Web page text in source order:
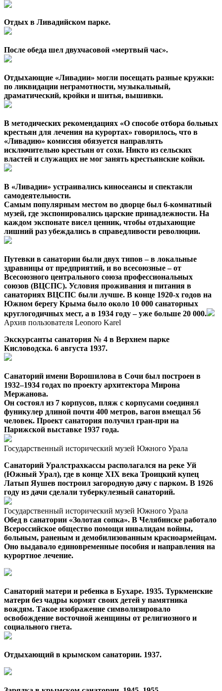
Отдых в Ливадийском парке.
После обеда шел двухчасовой «мертвый час».
Отдыхающие «Ливадии» могли посещать разные кружки:
по ликвидации неграмотности, музыкальный,
драматический, кройки и шитья, вышивки.
В методических рекомендациях «О способе отбора больных
крестьян для лечения на курортах» говорилось, что в
«Ливадию» комиссия обязуется направлять
исключительно крестьян от сохи. Никто из сельских
властей и служащих не мог занять крестьянские койки.
В «Ливадии» устраивались киносеансы и спектакли
самодеятельности.
Самым популярным местом во дворце был 6-комнатный
музей, где экспонировались царские принадлежности. На
каждом экспонате висел ценник, чтобы отдыхающие
лишний раз убеждались в справедливости революции.
Путевки в санатории были двух типов – в локальные
здравницы от предприятий, и во всесоюзные – от
Всесоюзного центрального союза профессиональных
союзов (ВЦСПС). Условия проживания и питания в
санаториях ВЦСПС были лучше. В конце 1920-х годов на
Южном берегу Крыма было около 10 000 санаторных
круглогодичных мест, а в 1934 году – уже больше 20 000.
Архив пользователя Leonoro Karel
Экскурсанты санатория № 4 в Верхнем парке
Кисловодска. 6 августа 1937.
Санаторий имени Ворошилова в Сочи был построен в
1932–1934 годах по проекту архитектора Мирона
Мержанова.
Он состоял из 7 корпусов, пляж с корпусами соединял
фуникулер длиной почти 400 метров, вагон вмещал 56
человек. Проект санатория получил гран-при на
Парижской выставке 1937 года.
Государственный исторический музей Южного Урала
Санаторий Уралстрахкассы располагался на реке Уй
(Южный Урал), где в конце XIX века Троицкий купец
Латып Яушев построил загородную дачу с парком. В 1926
году из дачи сделали туберкулезный санаторий.
Государственный исторический музей Южного Урала
Обед в санатории «Золотая сопка». В Челябинске работало
Всероссийское общество помощи инвалидам войны,
больным, раненым и демобилизованным красноармейцам.
Оно выдавало единовременные пособия и направления на
курортное лечение.
Санаторий матери и ребенка в Бухаре. 1935. Туркменские
матери без чадры кормят своих детей у памятника
вождям. Такое изображение символизировало
освобождение восточной женщины от религиозного и
социального гнета.
Отдыхающий в крымском санатории. 1937.